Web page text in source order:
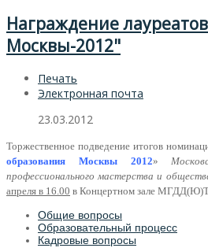
Награждение
Москвы-2012"
Печать
Электронная почта
23.03.2012
Торжественное подведение итогов
образования Москвы 2012»
профессионального мастерства и
апреля в 16.00 в Концертном зале
Общие вопросы
Образовательный процесс
Кадровые вопросы